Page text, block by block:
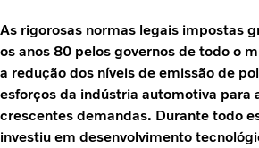
As rigorosas normas legais impostas
os anos 80 pelos governos de todo o
a redução dos níveis de emissão de
esforços da indústria automotiva para
crescentes demandas. Durante todo
investiu em desenvolvimento